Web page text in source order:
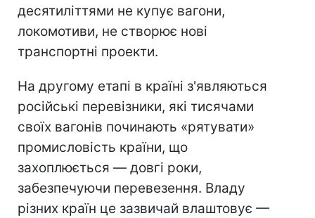
десятиліттями не купує вагони,
локомотиви, не створює нові
транспортні проекти.
На другому етапі в країні з'являються
російські перевізники, які тисячами
своїх вагонів починають «рятувати»
промисловість країни, що
захоплюється — довгі роки,
забезпечуючи перевезення. Владу
різних країн це зазвичай влаштовує —